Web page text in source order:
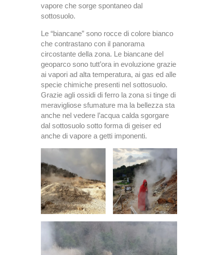
vapore che sorge spontaneo dal
sottosuolo.
Le “biancane” sono rocce di colore bianco
che contrastano con il panorama
circostante della zona. Le biancane del
geoparco sono tutt’ora in evoluzione grazie
ai vapori ad alta temperatura, ai gas ed alle
specie chimiche presenti nel sottosuolo.
Grazie agli ossidi di ferro la zona si tinge di
meravigliose sfumature ma la bellezza sta
anche nel vedere l’acqua calda sgorgare
dal sottosuolo sotto forma di geiser ed
anche di vapore a getti imponenti.